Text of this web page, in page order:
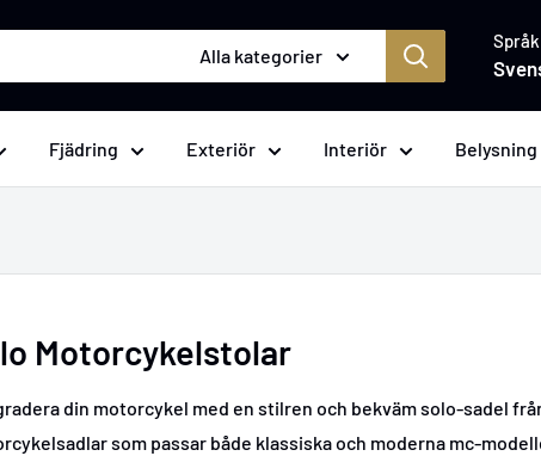
Alla kategorier
Språk
Fjädring Exteriör Interiör Belysning
Motorcykelstolar
din motorcykel med en stilren och bekväm solo-sadel
som passar både klassiska och moderna mc-